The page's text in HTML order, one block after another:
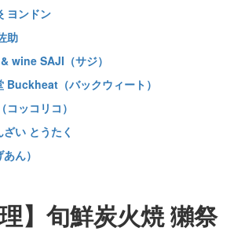
ヨンドン
助
wine SAJI（サジ）
Buckheat（バックウィート）
ッコリコ）
ざい とうたく
ん）
理】旬鮮炭火焼 獺祭